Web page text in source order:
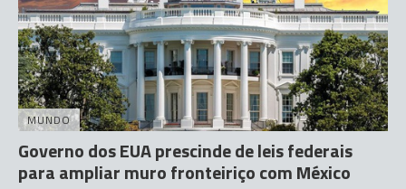
MUNDO
Governo dos EUA prescinde de leis federais
para ampliar muro fronteiriço com México